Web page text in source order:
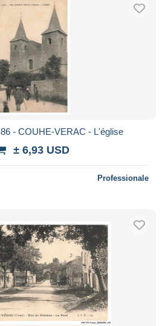
- COUHE-VERAC - L'église
± 6,93 USD
Professionale